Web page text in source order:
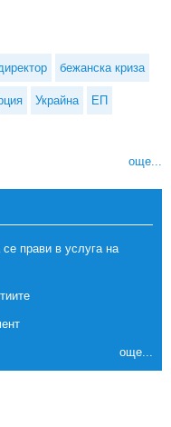
бежанска криза
Украйна ЕП
още...
прави в услуга на
още...